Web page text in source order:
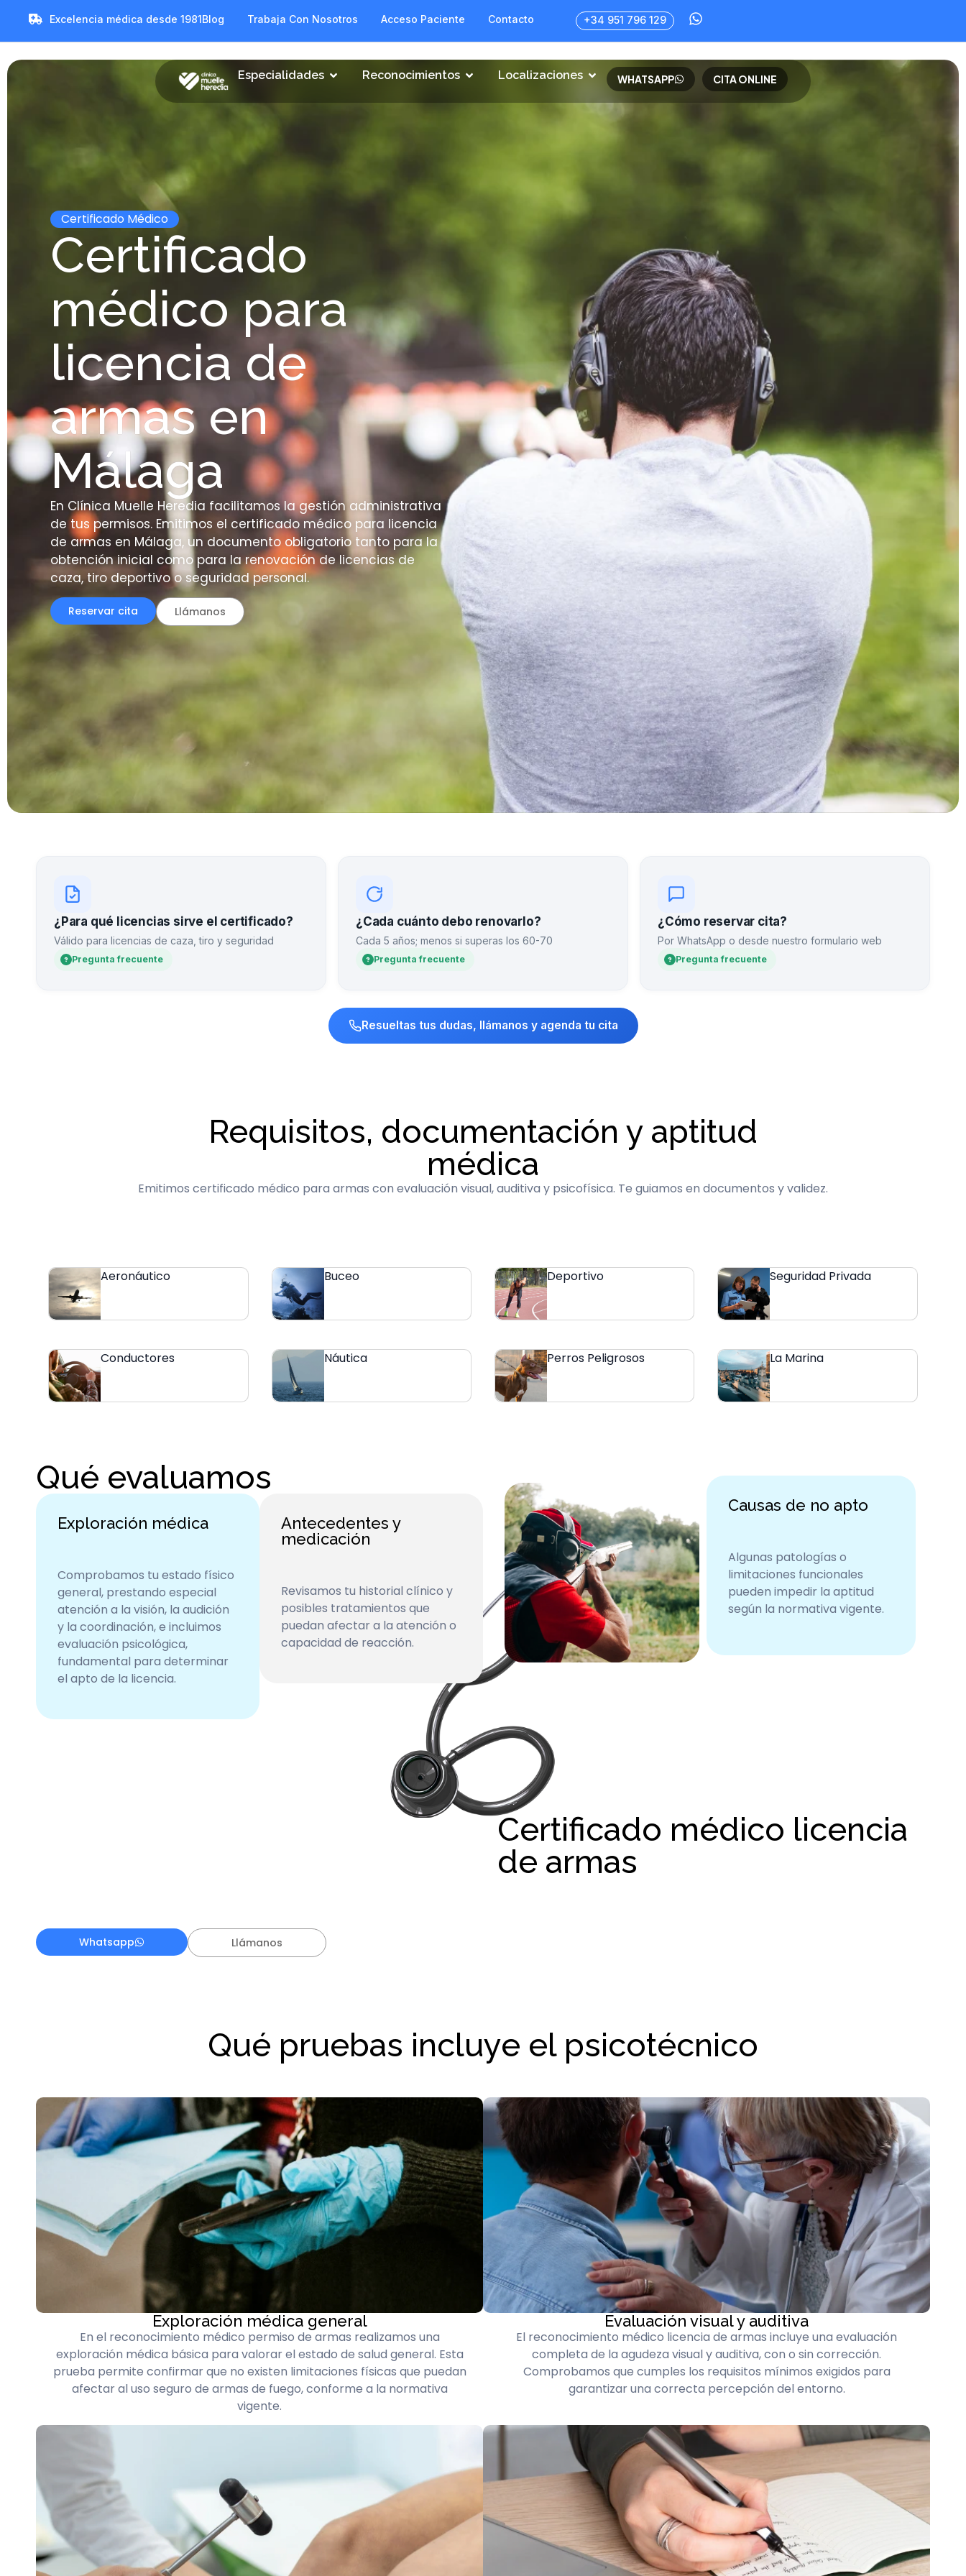
Excelencia médica desde 1981Blog Trabaja Con Nosotros Acceso Paciente Contacto +34 951 796 129
Especialidades Reconocimientos Localizaciones WHATSAPP CITA ONLINE
Certificado Médico
Certificado
médico para
licencia de
armas en
Málaga
En Clínica Muelle Heredia facilitamos la gestión administrativa
de tus permisos. Emitimos el certificado médico para licencia
de armas en Málaga, un documento obligatorio tanto para la
obtención inicial como para la renovación de licencias de
caza, tiro deportivo o seguridad personal.
Reservar cita Llámanos
¿Para qué licencias sirve el certificado?
Válido para licencias de caza, tiro y seguridad
Pregunta frecuente
¿Cada cuánto debo renovarlo?
Cada 5 años; menos si superas los 60-70
Pregunta frecuente
¿Cómo reservar cita?
Por WhatsApp o desde nuestro formulario web
Pregunta frecuente
Resueltas tus dudas, llámanos y agenda tu cita
Requisitos, documentación y aptitud
médica
Emitimos certificado médico para armas con evaluación visual, auditiva y psicofísica. Te guiamos en documentos y validez.
Aeronáutico Buceo Deportivo Seguridad Privada
Conductores Náutica Perros Peligrosos La Marina
Qué evaluamos
Exploración médica
Comprobamos tu estado físico
general, prestando especial
atención a la visión, la audición
y la coordinación, e incluimos
evaluación psicológica,
fundamental para determinar
el apto de la licencia.
Antecedentes y
medicación
Revisamos tu historial clínico y
posibles tratamientos que
puedan afectar a la atención o
capacidad de reacción.
Causas de no apto
Algunas patologías o
limitaciones funcionales
pueden impedir la aptitud
según la normativa vigente.
Certificado médico licencia
de armas
Whatsapp Llámanos
Qué pruebas incluye el psicotécnico
Exploración médica general
En el reconocimiento médico permiso de armas realizamos una
exploración médica básica para valorar el estado de salud general. Esta
prueba permite confirmar que no existen limitaciones físicas que puedan
afectar al uso seguro de armas de fuego, conforme a la normativa
vigente.
Evaluación visual y auditiva
El reconocimiento médico licencia de armas incluye una evaluación
completa de la agudeza visual y auditiva, con o sin corrección.
Comprobamos que cumples los requisitos mínimos exigidos para
garantizar una correcta percepción del entorno.